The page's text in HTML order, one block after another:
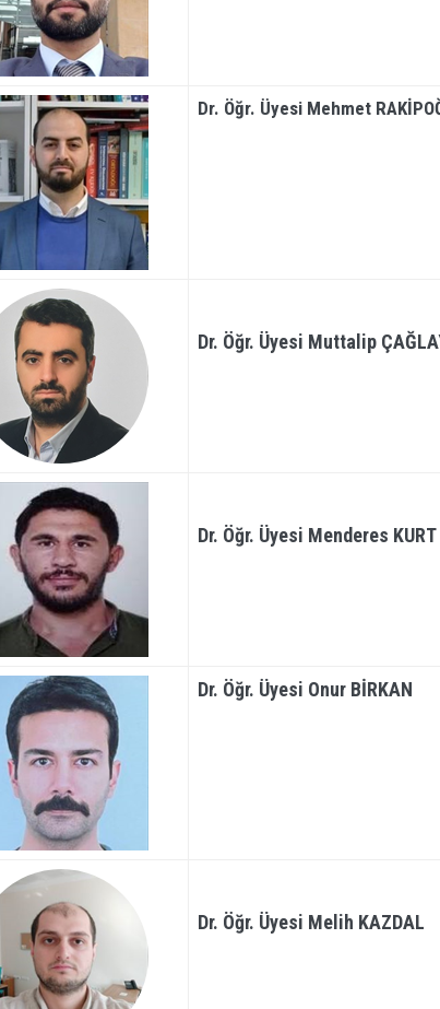
Dr. Öğr. Üyesi Mehmet
Dr. Öğr. Üyesi Muttalip
Dr. Öğr. Üyesi Menderes KURT
Dr. Öğr. Üyesi Onur BİRKAN
Dr. Öğr. Üyesi Melih KAZDAL